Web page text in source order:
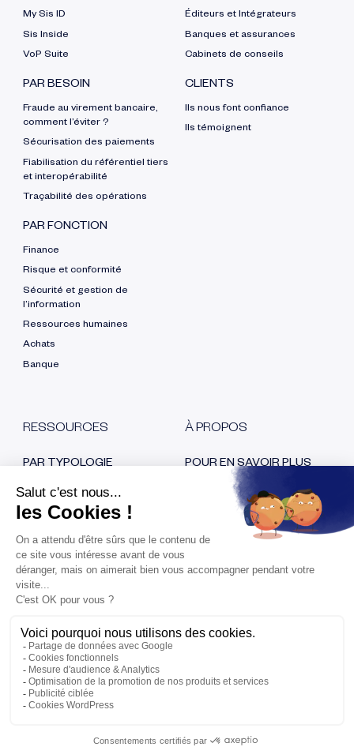
My Sis ID
Sis Inside
VoP Suite
PAR BESOIN
Fraude au virement bancaire,
comment l’éviter ?
Sécurisation des paiements
Fiabilisation du référentiel tiers
et interopérabilité
Traçabilité des opérations
PAR FONCTION
Finance
Risque et conformité
Sécurité et gestion de
l’information
Ressources humaines
Achats
Banque
Éditeurs et Intégrateurs
Banques et assurances
Cabinets de conseils
CLIENTS
Ils nous font confiance
Ils témoignent
RESSOURCES
PAR TYPOLOGIE
Blog
E-book
Replays
Espace Presse
À PROPOS
POUR EN SAVOIR PLUS
Qui sommes nous ?
Nos certifications
RESTONS EN CONTACT
l’éviter ?